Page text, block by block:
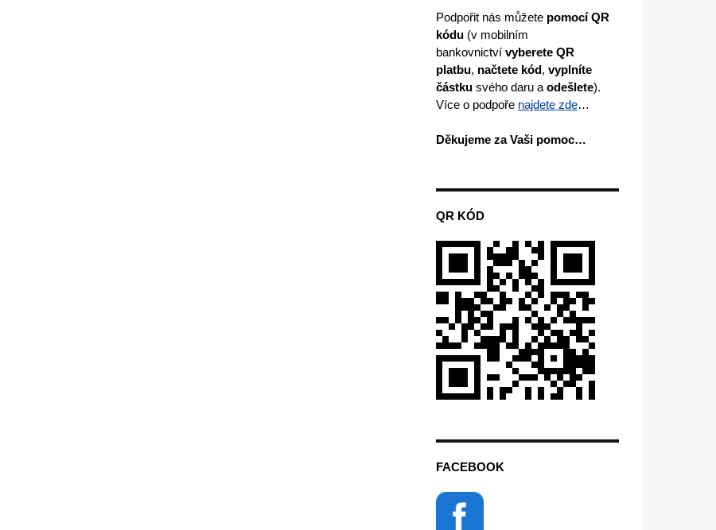
Podpořit nás můžete pomocí QR
kódu (v mobilním
bankovnictví vyberete QR
platbu, načtete kód, vyplníte
částku svého daru a odešlete).
Více o podpoře najdete zde…
Děkujeme za Vaši pomoc…
QR KÓD
FACEBOOK